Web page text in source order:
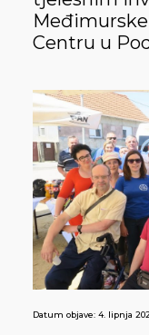
Centru u
Datum objave: 4. lipnja